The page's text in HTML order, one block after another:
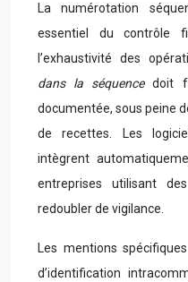
La numérotation
essentiel du contrôle
l’exhaustivité des
dans la séquencedoit
documentée, sous peine
de recettes. Les
intègrent
entreprises utilisant
redoubler de vigilance.
Les mentions
d’identification